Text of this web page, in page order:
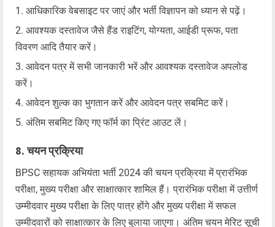
आधिकारिक वेबसाइट पर जाएं और भर्ती विज्ञापन को ध्यान से पढ़ें।
आवश्यक दस्तावेज जैसे हैंड राइटिंग, योग्यता, आईडी प्रूफ, पता
विवरण आदि तैयार करें।
आवेदन पत्र में सभी जानकारी भरें और आवश्यक दस्तावेज अपलोड
करें।
आवेदन शुल्क का भुगतान करें और आवेदन पत्र सबमिट करें।
अंतिम सबमिट किए गए फॉर्म का प्रिंट आउट लें।
8. चयन प्रक्रिया
BPSC सहायक अभियंता भर्ती 2024 की चयन प्रक्रिया में प्रारंभिक
परीक्षा, मुख्य परीक्षा और साक्षात्कार शामिल हैं। प्रारंभिक परीक्षा में उत्तीर्ण
उम्मीदवार मुख्य परीक्षा के लिए पात्र होंगे और मुख्य परीक्षा में सफल
उम्मीदवारों को साक्षात्कार के लिए बुलाया जाएगा। अंतिम चयन मेरिट सूची